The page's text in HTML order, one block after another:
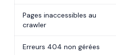
Pages inaccessibles au
crawler
Erreurs 404 non gérées